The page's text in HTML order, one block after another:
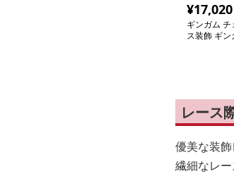
¥17,020
ギンガム チ
ス装飾 ギ
レース
優美な装
繊細なレ